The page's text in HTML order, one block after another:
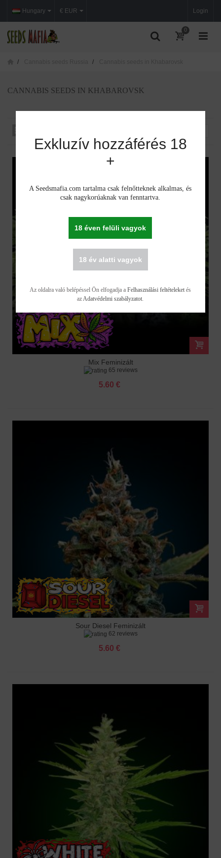
Hungary Login
€ EUR
0
CANNABIS SEEDS IN KHABAROVSK
Mix Feminizált
65 reviews
5.60 €
Sour Diesel Feminizált
62 reviews
5.60 €
Exkluzív hozzáférés 18
+
A Seedsmafia.com tartalma csak felnőtteknek alkalmas, és
csak nagykorúaknak van fenntartva.
18 éven felüli vagyok
18 év alatti vagyok
Az oldalra való belépéssel Ön elfogadja aFelhasználási feltételeket és
azAdatvédelmi szabályzatot.